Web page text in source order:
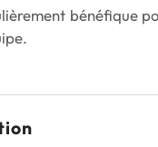
bénéfique